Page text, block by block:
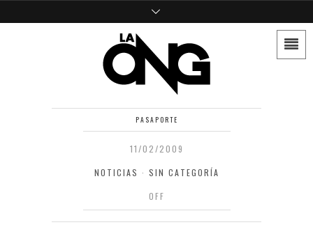
PASAPORTE
11/02/2009
NOTICIAS · SIN CATEGORÍA
OFF